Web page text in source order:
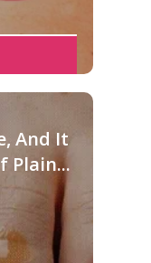
And It
Plain...